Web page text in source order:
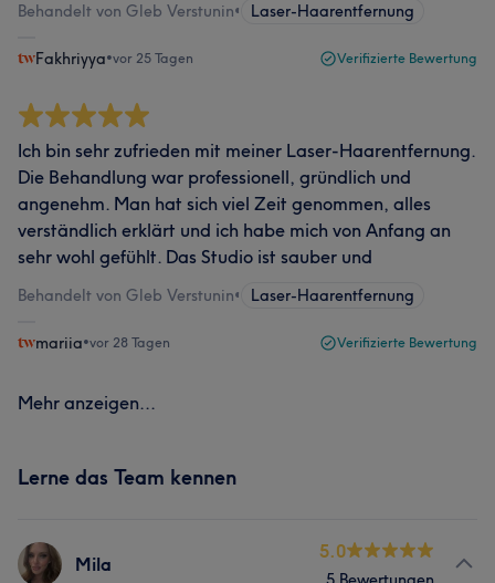
Behandelt von Gleb Verstunin• Laser-Haarentfernung
Fakhriyya•vor 25 Tagen Verifizierte Bewertung
Ich bin sehr zufrieden mit meiner Laser-Haarentfernung.
Die Behandlung war professionell, gründlich und
angenehm. Man hat sich viel Zeit genommen, alles
verständlich erklärt und ich habe mich von Anfang an
sehr wohl gefühlt. Das Studio ist sauber und
Behandelt von Gleb Verstunin• Laser-Haarentfernung
mariia•vor 28 Tagen Verifizierte Bewertung
Mehr anzeigen...
Lerne das Team kennen
Mila
5.0